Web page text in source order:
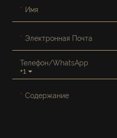
Имя
Электронная Почта
+1
Телефон/WhatsApp
Содержание